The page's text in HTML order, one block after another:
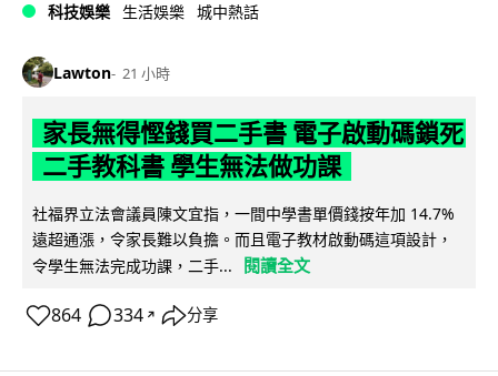
科技娛樂 生活娛樂 城中熱話
Lawton 21 小時
家長無得慳錢買二手書 電子啟動碼鎖死
二手教科書 學生無法做功課
社福界立法會議員陳文宜指，一間中學書單價錢按年加 14.7%
遠超通漲，令家長難以負擔。而且電子教材啟動碼這項設計，
令學生無法完成功課，二手...
閱讀全文
864 334 ↗ 分享